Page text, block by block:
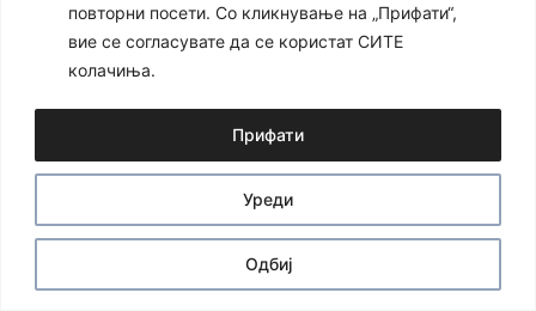
повторни посети. Со кликнување на „Прифати“,
вие се согласувате да се користат СИТЕ
колачиња.
Уреди
Одбиј
Прифати